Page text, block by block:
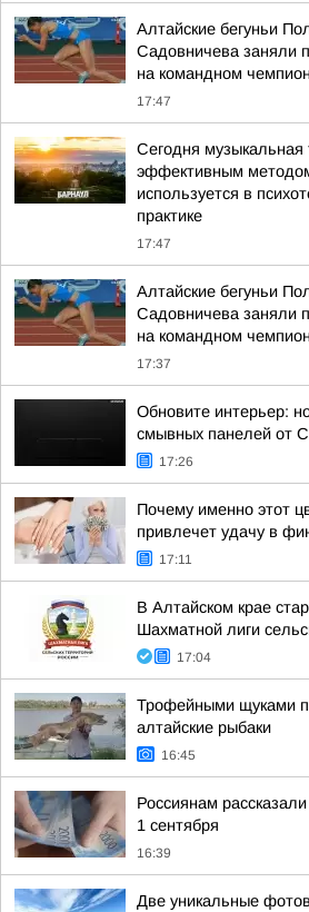
Алтайские бегуньи
Садовничева заняли
на командном
17:47
Сегодня музыкальная
эффективным
используется в
практике
17:47
Алтайские бегуньи
Садовничева заняли
на командном
17:37
Обновите интерьер:
смывных панелей от
17:26
Почему именно этот
привлечет удачу в
17:11
В Алтайском крае
Шахматной лиги
17:04
Трофейными щуками
алтайские рыбаки
16:45
Россиянам
1 сентября
16:39
Две уникальные